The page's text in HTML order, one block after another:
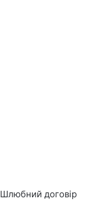
Шлюбний договір